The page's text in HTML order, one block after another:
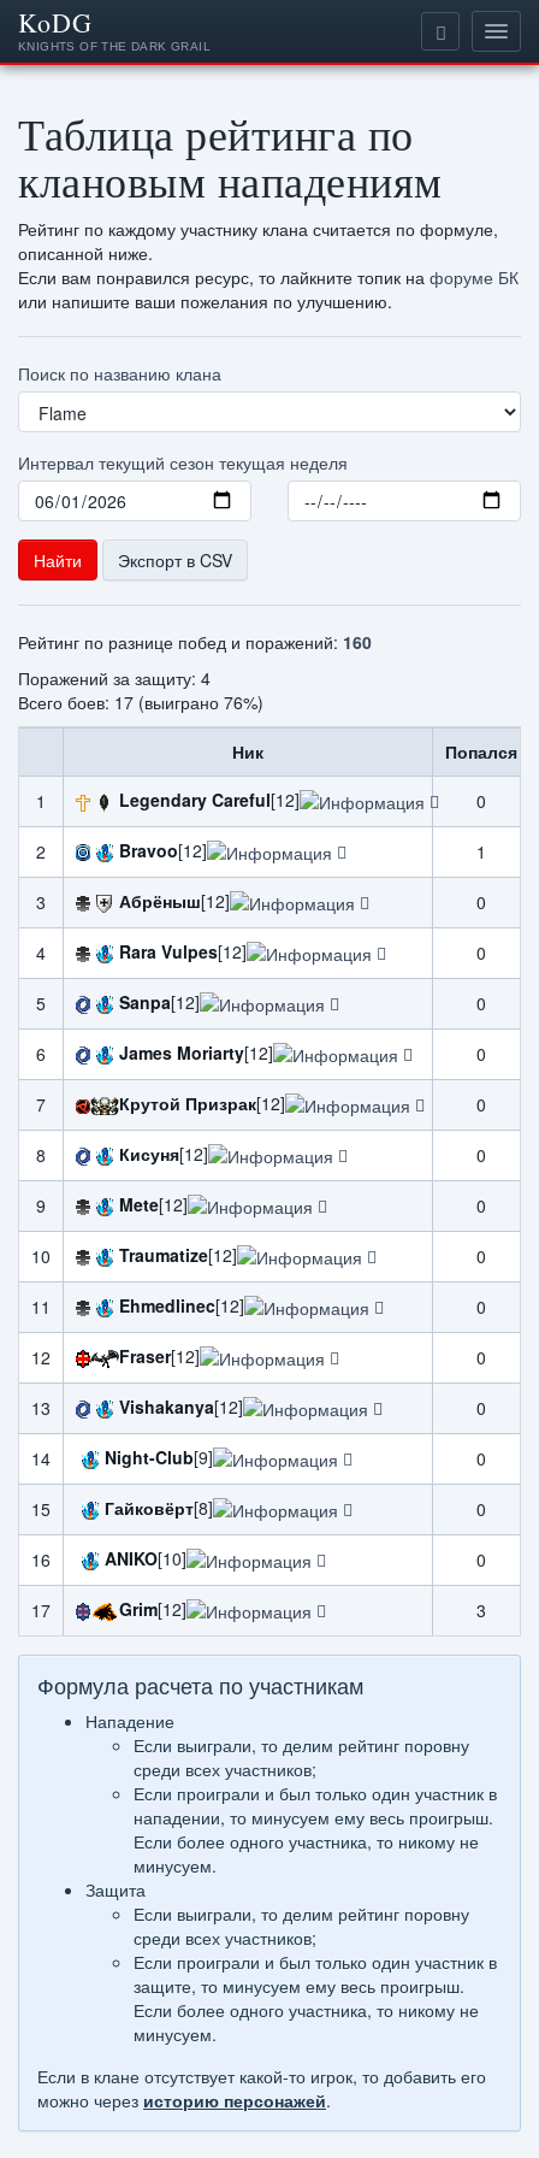
Таблица рейтинга по
клановым нападениям
Рейтинг по каждому участнику клана считается по формуле,
описанной ниже.
Если вам понравился ресурс, то лайкните топик на форуме БК
или напишите ваши пожелания по улучшению.
Поиск по названию клана
Интервал текущий сезон текущая неделя
Найти Экспорт в CSV
Рейтинг по разнице побед и поражений: 160
Поражений за защиту: 4
Всего боев: 17 (выиграно 76%)
Ник Попался
1 Legendary Careful[12] 0
2 Bravoo[12] 1
3 Абрёныш[12] 0
4 Rara Vulpes[12] 0
5 Sanpa[12] 0
6 James Moriarty[12] 0
7 Крутой Призрак[12] 0
8 Кисуня[12] 0
9 Mete[12] 0
10 Traumatize[12] 0
11 Ehmedlinec[12] 0
12 Fraser[12] 0
13 Vishakanya[12] 0
14 Night-Club[9] 0
15 Гайковёрт[8] 0
16 ANIKO[10] 0
17 Grim[12] 3
Формула расчета по участникам
Нападение
Если выиграли, то делим рейтинг поровну
среди всех участников;
Если проиграли и был только один участник в
нападении, то минусуем ему весь проигрыш.
Если более одного участника, то никому не
минусуем.
Защита
Если выиграли, то делим рейтинг поровну
среди всех участников;
Если проиграли и был только один участник в
защите, то минусуем ему весь проигрыш.
Если более одного участника, то никому не
минусуем.
Если в клане отсутствует какой-то игрок, то добавить его
можно через историю персонажей.
KoDG
KNIGHTS OF THE DARK GRAIL